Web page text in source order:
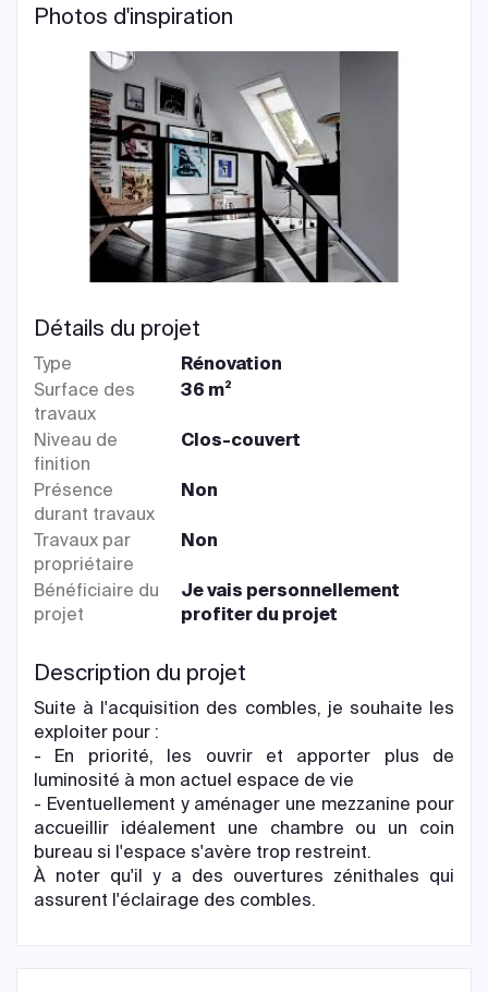
Photos d'inspiration
Détails du projet
Type
Rénovation
Surface des
travaux
36 m²
Niveau de
finition
Clos-couvert
Présence
durant travaux
Non
Travaux par
propriétaire
Non
Bénéficiaire du
projet
Je vais personnellement
profiter du projet
Description du projet
Suite à l'acquisition des combles, je souhaite les
exploiter pour :
- En priorité, les ouvrir et apporter plus de
luminosité à mon actuel espace de vie
- Eventuellement y aménager une mezzanine pour
accueillir idéalement une chambre ou un coin
bureau si l'espace s'avère trop restreint.
À noter qu'il y a des ouvertures zénithales qui
assurent l'éclairage des combles.